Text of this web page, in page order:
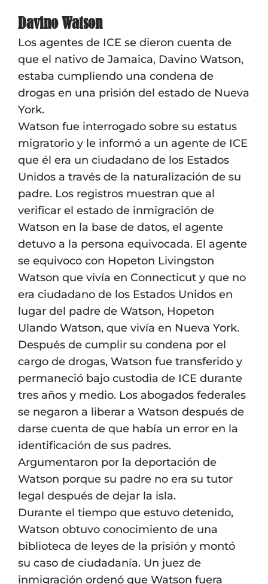
Davino Watson
Los agentes de ICE se dieron cuenta de
que el nativo de Jamaica, Davino Watson,
estaba cumpliendo una condena de
drogas en una prisión del estado de Nueva
York.
Watson fue interrogado sobre su estatus
migratorio y le informó a un agente de ICE
que él era un ciudadano de los Estados
Unidos a través de la naturalización de su
padre. Los registros muestran que al
verificar el estado de inmigración de
Watson en la base de datos, el agente
detuvo a la persona equivocada. El agente
se equivoco con Hopeton Livingston
Watson que vivía en Connecticut y que no
era ciudadano de los Estados Unidos en
lugar del padre de Watson, Hopeton
Ulando Watson, que vivía en Nueva York.
Después de cumplir su condena por el
cargo de drogas, Watson fue transferido y
permaneció bajo custodia de ICE durante
tres años y medio. Los abogados federales
se negaron a liberar a Watson después de
darse cuenta de que había un error en la
identificación de sus padres.
Argumentaron por la deportación de
Watson porque su padre no era su tutor
legal después de dejar la isla.
Durante el tiempo que estuvo detenido,
Watson obtuvo conocimiento de una
biblioteca de leyes de la prisión y montó
su caso de ciudadanía. Un juez de
inmigración ordenó que Watson fuera